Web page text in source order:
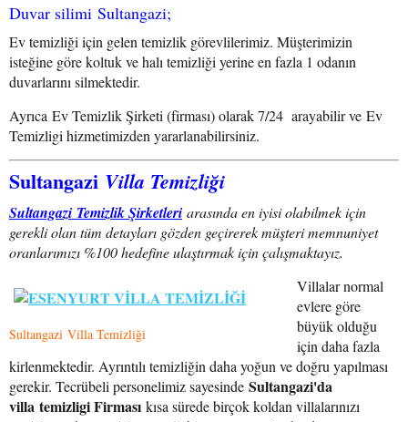
Duvar silimi Sultangazi;
Ev temizliği için gelen temizlik görevlilerimiz. Müşterimizin
isteğine göre koltuk ve halı temizliği yerine en fazla 1 odanın
duvarlarını silmektedir.
Ayrıca Ev Temizlik Şirketi (firması) olarak 7/24 arayabilir ve Ev
Temizligi hizmetimizden yararlanabilirsiniz.
Sultangazi Villa Temizliği
Sultangazi Temizlik Şirketleri arasında en iyisi olabilmek için
gerekli olan tüm detayları gözden geçirerek müşteri memnuniyet
oranlarımızı %100 hedefine ulaştırmak için çalışmaktayız.
Sultangazi Villa Temizliği
Villalar normal
evlere göre
büyük olduğu
için daha fazla
kirlenmektedir. Ayrıntılı temizliğin daha yoğun ve doğru yapılması
gerekir. Tecrübeli personelimiz sayesinde Sultangazi'da
villa temizligi Firması kısa sürede birçok koldan villalarınızı